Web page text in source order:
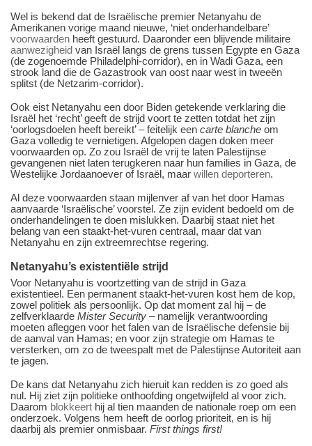
Wel is bekend dat de Israëlische premier Netanyahu de
Amerikanen vorige maand nieuwe, ‘niet onderhandelbare’
voorwaarden heeft gestuurd. Daaronder een blijvende militaire
aanwezigheid van Israël langs de grens tussen Egypte en Gaza
(de zogenoemde Philadelphi-corridor), en in Wadi Gaza, een
strook land die de Gazastrook van oost naar west in tweeën
splitst (de Netzarim-corridor).
Ook eist Netanyahu een door Biden getekende verklaring die
Israël het ‘recht’ geeft de strijd voort te zetten totdat het zijn
‘oorlogsdoelen heeft bereikt’ – feitelijk een carte blanche om
Gaza volledig te vernietigen. Afgelopen dagen doken meer
voorwaarden op. Zo zou Israël de vrij te laten Palestijnse
gevangenen niet laten terugkeren naar hun families in Gaza, de
Westelijke Jordaanoever of Israël, maar willen deporteren.
Al deze voorwaarden staan mijlenver af van het door Hamas
aanvaarde ‘Israëlische’ voorstel. Ze zijn evident bedoeld om de
onderhandelingen te doen mislukken. Daarbij staat niet het
belang van een staakt-het-vuren centraal, maar dat van
Netanyahu en zijn extreemrechtse regering.
Netanyahu’s existentiële strijd
Voor Netanyahu is voortzetting van de strijd in Gaza
existentieel. Een permanent staakt-het-vuren kost hem de kop,
zowel politiek als persoonlijk. Op dat moment zal hij – de
zelfverklaarde Mister Security – namelijk verantwoording
moeten afleggen voor het falen van de Israëlische defensie bij
de aanval van Hamas; en voor zijn strategie om Hamas te
versterken, om zo de tweespalt met de Palestijnse Autoriteit aan
te jagen.
De kans dat Netanyahu zich hieruit kan redden is zo goed als
nul. Hij ziet zijn politieke onthoofding ongetwijfeld al voor zich.
Daarom blokkeert hij al tien maanden de nationale roep om een
onderzoek. Volgens hem heeft de oorlog prioriteit, en is hij
daarbij als premier onmisbaar. First things first!